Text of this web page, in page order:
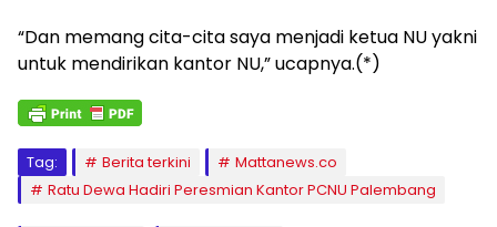
“Dan memang cita-cita saya menjadi ketua NU yakni
untuk mendirikan kantor NU,” ucapnya.(*)
Tag: Berita terkini
Mattanews.co
Ratu Dewa Hadiri Peresmian Kantor PCNU Palembang